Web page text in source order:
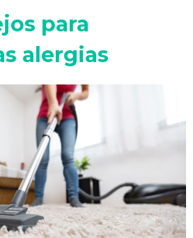
para
alergias